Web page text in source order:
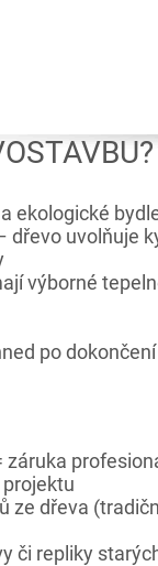
ekologické
uvolňuje
výborné
po
ze dřeva
či repliky